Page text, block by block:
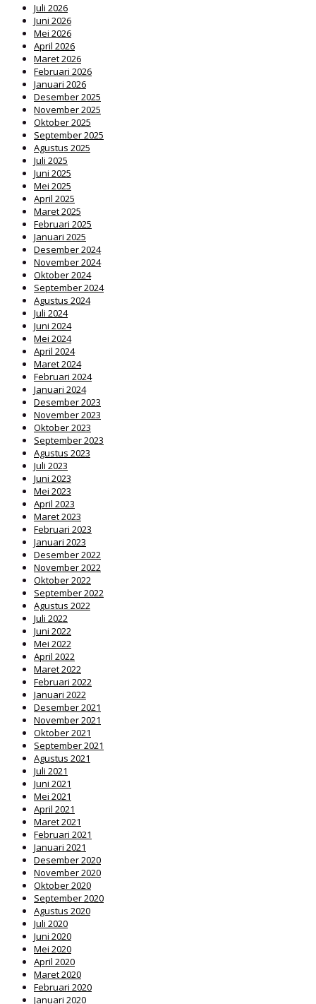
Juli 2026
Juni 2026
Mei 2026
April 2026
Maret 2026
Februari 2026
Januari 2026
Desember 2025
November 2025
Oktober 2025
September 2025
Agustus 2025
Juli 2025
Juni 2025
Mei 2025
April 2025
Maret 2025
Februari 2025
Januari 2025
Desember 2024
November 2024
Oktober 2024
September 2024
Agustus 2024
Juli 2024
Juni 2024
Mei 2024
April 2024
Maret 2024
Februari 2024
Januari 2024
Desember 2023
November 2023
Oktober 2023
September 2023
Agustus 2023
Juli 2023
Juni 2023
Mei 2023
April 2023
Maret 2023
Februari 2023
Januari 2023
Desember 2022
November 2022
Oktober 2022
September 2022
Agustus 2022
Juli 2022
Juni 2022
Mei 2022
April 2022
Maret 2022
Februari 2022
Januari 2022
Desember 2021
November 2021
Oktober 2021
September 2021
Agustus 2021
Juli 2021
Juni 2021
Mei 2021
April 2021
Maret 2021
Februari 2021
Januari 2021
Desember 2020
November 2020
Oktober 2020
September 2020
Agustus 2020
Juli 2020
Juni 2020
Mei 2020
April 2020
Maret 2020
Februari 2020
Januari 2020